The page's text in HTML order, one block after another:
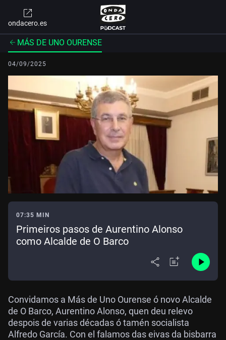
ondacero.es
MÁS DE UNO OURENSE
04/09/2025
07:35 MIN
Primeiros pasos de Aurentino Alonso
como Alcalde de O Barco
Convidamos a Más de Uno Ourense ó novo Alcalde
de O Barco, Aurentino Alonso, quen deu relevo
despois de varias décadas ó tamén socialista
Alfredo García. Con el falamos das eivas da bisbarra